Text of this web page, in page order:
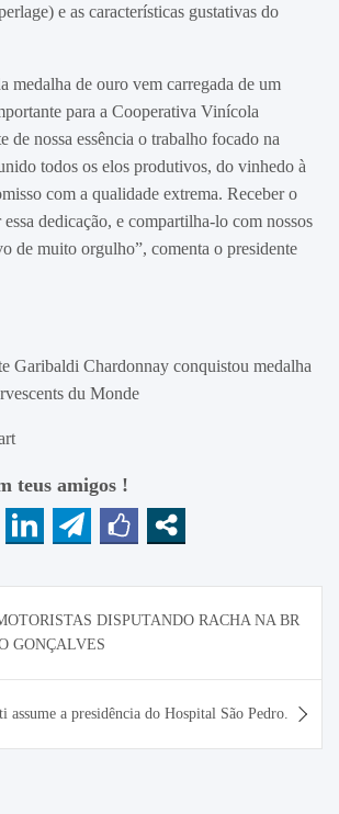
e as características gustativas do
medalha de ouro vem carregada de um
para a Cooperativa Vinícola
de nossa essência o trabalho focado na
todos os elos produtivos, do vinhedo à
com a qualidade extrema. Receber o
dedicação, e compartilha-lo com nossos
de muito orgulho”, comenta o presidente
Garibaldi Chardonnay conquistou medalha
du Monde
teus amigos !
DISPUTANDO RACHA NA BR
GONÇALVES
assume a presidência do Hospital São Pedro.